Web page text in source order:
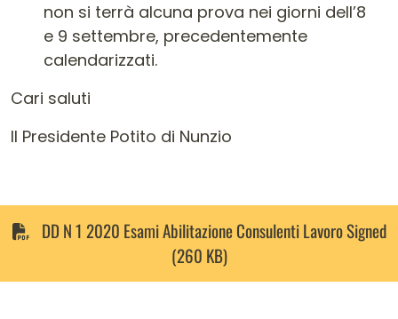
non si terrà alcuna prova nei giorni dell’8
e 9 settembre, precedentemente
calendarizzati.
Cari saluti
Il Presidente Potito di Nunzio
DD N 1 2020 Esami Abilitazione Consulenti Lavoro Signed
(260 KB)